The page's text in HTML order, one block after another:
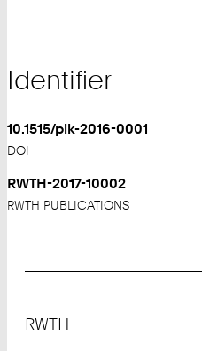
Identifier
10.1515/pik-2016-0001
DOI
RWTH-2017-10002
RWTH PUBLICATIONS
RWTH